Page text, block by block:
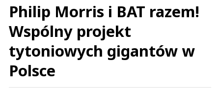
Philip Morris i BAT razem!
Wspólny projekt
tytoniowych gigantów w
Polsce